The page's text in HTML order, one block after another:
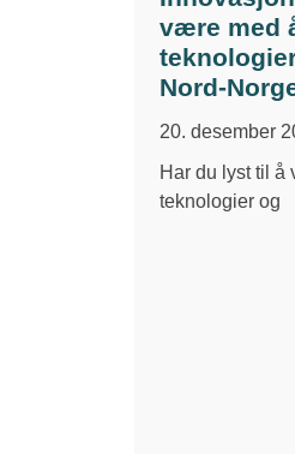
være med
Nord-
20. desember
Har du lyst til å
teknologier og